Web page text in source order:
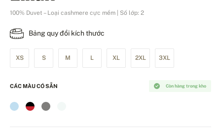
100% Duvet – Loại cashmere cực mềm | Số lớp: 2
Bảng quy đổi kích thước
XS S M L XL 2XL 3XL
Còn hàng trong kho
CÁC MÀU CÓ SẴN